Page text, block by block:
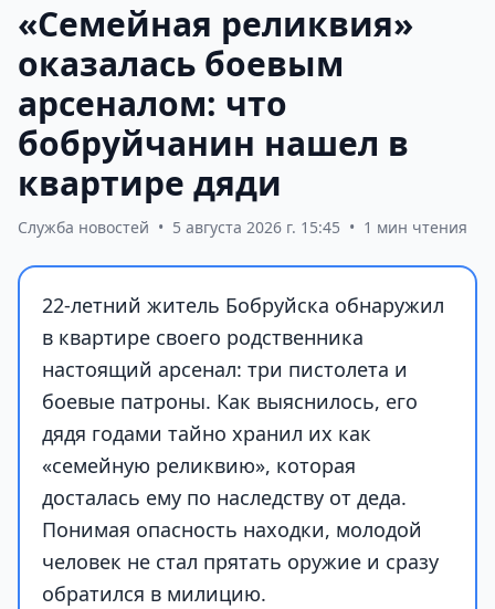
«Семейная реликвия»
оказалась боевым
арсеналом: что
бобруйчанин нашел в
квартире дяди
Служба новостей • 5 августа 2026 г. 15:45 • 1 мин чтения
22-летний житель Бобруйска обнаружил
в квартире своего родственника
настоящий арсенал: три пистолета и
боевые патроны. Как выяснилось, его
дядя годами тайно хранил их как
«семейную реликвию», которая
досталась ему по наследству от деда.
Понимая опасность находки, молодой
человек не стал прятать оружие и сразу
обратился в милицию.